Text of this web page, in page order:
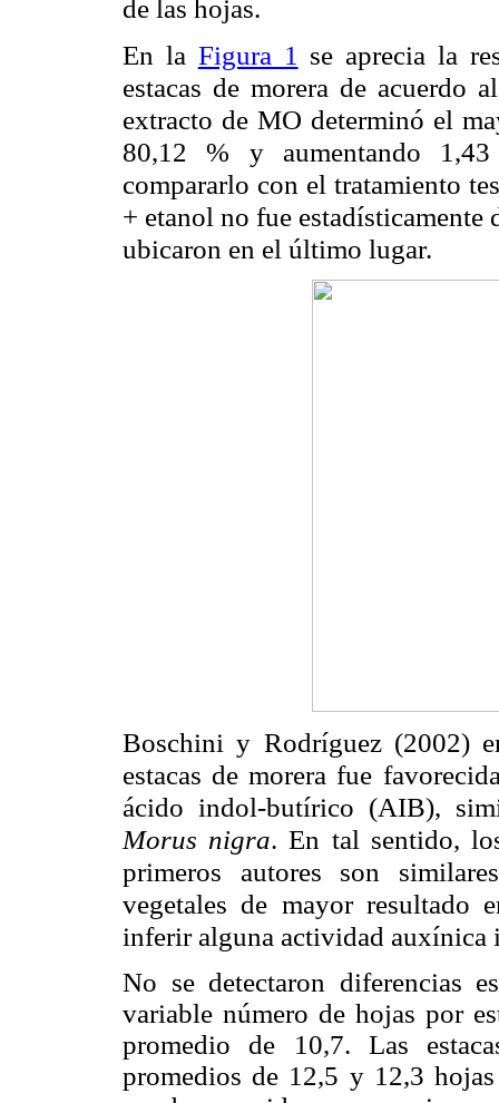
de las hojas.
En la Figura 1 se aprecia la
estacas de morera de acuerdo
extracto de MO determinó el
80,12 % y aumentando
compararlo con el tratamiento
+ etanol no fue
ubicaron en el último lugar.
Boschini y Rodríguez (2002)
estacas de morera fue
ácido indol-butírico (AIB),
Morus nigra. En tal sentido,
primeros autores son
vegetales de mayor resultado
inferir alguna actividad auxínica
No se detectaron diferencias
variable número de hojas por
promedio de 10,7. Las
promedios de 12,5 y 12,3